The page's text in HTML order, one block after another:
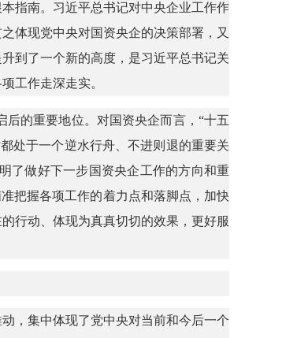
指南。习近平总书记对中央企业工作作
体现党中央对国资央企的决策部署，又
到了一个新的高度，是习近平总书记关
工作走深走实。
的重要地位。对国资央企而言，“十五
处于一个逆水行舟、不进则退的重要关
了做好下一步国资央企工作的方向和重
把握各项工作的着力点和落脚点，加快
行动、体现为真真切切的效果，更好服
，集中体现了党中央对当前和今后一个